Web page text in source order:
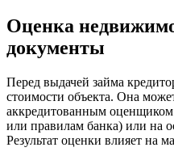
Оценка
документы
Перед выдачей займа
стоимости объекта. Она
аккредитованным оценщиком
или правилам банка) или на
Результат оценки влияет на